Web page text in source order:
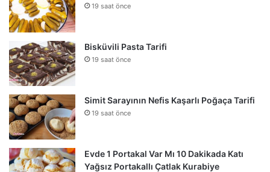
19 saat önce
Bisküvili Pasta Tarifi
19 saat önce
Simit Sarayının Nefis Kaşarlı Poğaça Tarifi
19 saat önce
Evde 1 Portakal Var Mı 10 Dakikada Katı
Yağsız Portakallı Çatlak Kurabiye